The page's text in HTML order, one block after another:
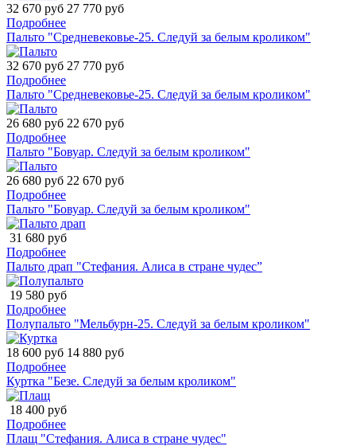
32 670 руб 27 770 руб
Подробнее
Пальто "Средневековье-25. Следуй за белым кроликом"
32 670 руб 27 770 руб
Подробнее
Пальто "Средневековье-25. Следуй за белым кроликом"
26 680 руб 22 670 руб
Подробнее
Пальто "Бовуар. Следуй за белым кроликом"
26 680 руб 22 670 руб
Подробнее
Пальто "Бовуар. Следуй за белым кроликом"
31 680 руб
Подробнее
Пальто драп "Стефания. Алиса в стране чудес”
19 580 руб
Подробнее
Полупальто "Мельбурн-25. Следуй за белым кроликом"
18 600 руб 14 880 руб
Подробнее
Куртка "Безе. Следуй за белым кроликом"
18 400 руб
Подробнее
Плащ "Стефания. Алиса в стране чудес"